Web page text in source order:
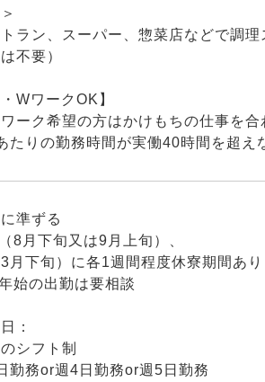
トラン、スーパー、惣菜店などで調
不要）
・WワークOK】
ーク希望の方はかけもちの仕事を合
たりの勤務時間が実働40時間を超え
準ずる
8月下旬又は9月上旬）、
月下旬）に各1週間程度休寮期間あり
始の出勤は要相談
：
シフト制
勤務or週4日勤務or週5日勤務